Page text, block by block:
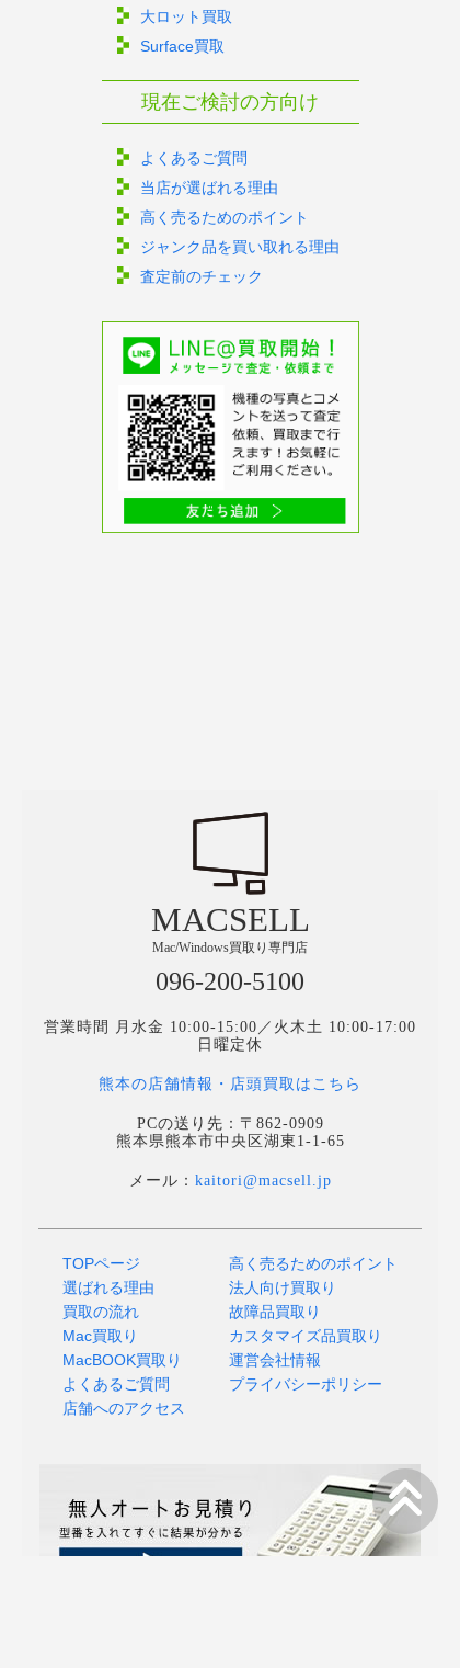
大ロット買取
Surface買取
現在ご検討の方向け
よくあるご質問
当店が選ばれる理由
高く売るためのポイント
ジャンク品を買い取れる理由
査定前のチェック
MACSELL
Mac/Windows買取り専門店
096-200-5100
営業時間 月水金 10:00-15:00／火木土 10:00-17:00
日曜定休
熊本の店舗情報・店頭買取はこちら
PCの送り先：〒862-0909
熊本県熊本市中央区湖東1-1-65
メール： kaitori@macsell.jp
TOPページ
選ばれる理由
買取の流れ
Mac買取り
MacBOOK買取り
よくあるご質問
店舗へのアクセス
高く売るためのポイント
法人向け買取り
故障品買取り
カスタマイズ品買取り
運営会社情報
プライバシーポリシー